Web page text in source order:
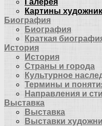
Галерея
Картины
Биография
Биография
Краткая
История
История
Страны и города
Культурное
Термины и
Направления и
Выставка
Выставка
Выставки